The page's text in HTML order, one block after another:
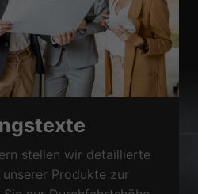
stellen wir detaillierte
Produkte zur